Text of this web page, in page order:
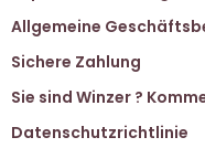
Allgemeine
Sichere Zahlung
Sie sind Winzer ?
Datenschutzrichtlinie